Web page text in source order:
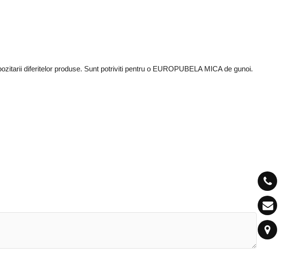
diferitelor produse. Sunt potriviti pentru o EUROPUBELA MICA de gunoi.